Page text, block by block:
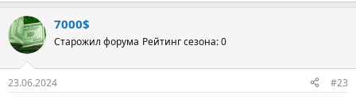
7000$
Старожил форума Рейтинг сезона: 0
23.06.2024 #23